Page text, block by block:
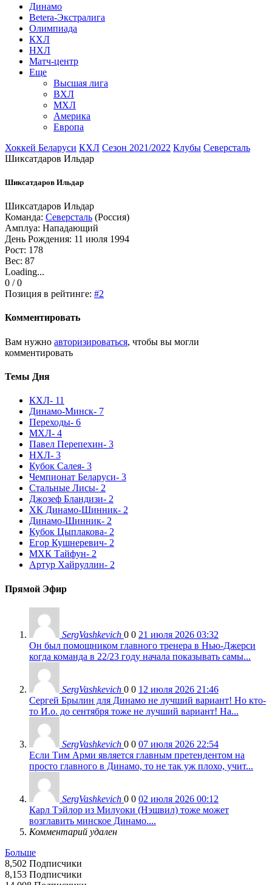
Динамо
Betera-Экстралига
Олимпиада
КХЛ
НХЛ
Матч-центр
Еще
Высшая лига
ВХЛ
МХЛ
Америка
Европа
Хоккей Беларуси КХЛ Сезон 2021/2022 Клубы Северсталь
Шиксатдаров Ильдар
Шиксатдаров Ильдар
Шиксатдаров Ильдар
Команда: Северсталь (Россия)
Амплуа: Нападающий
День Рождения: 11 июля 1994
Рост: 178
Вес: 87
Loading...
0 / 0
Позиция в рейтинге: #2
Комментировать
Вам нужно авторизироваться, чтобы вы могли
комментировать
Темы Дня
КХЛ- 11
Динамо-Минск- 7
Переходы- 6
МХЛ- 4
Павел Перепехин- 3
НХЛ- 3
Кубок Салея- 3
Чемпионат Беларуси- 3
Стальные Лисы- 2
Джозеф Бландизи- 2
ХК Динамо-Шинник- 2
Динамо-Шинник- 2
Кубок Цыплакова- 2
Егор Кушнеревич- 2
МХК Тайфун- 2
Артур Хайруллин- 2
Прямой Эфир
SergVashkevich 0 0 21 июля 2026 03:32
Он был помощником главного тренера в Нью-Джерси
когда команда в 22/23 году начала показывать самы...
SergVashkevich 0 0 12 июля 2026 21:46
Сергей Брылин для Динамо не лучший вариант! Но кто-
то И.о. до сентября тоже не лучший вариант! На...
SergVashkevich 0 0 07 июля 2026 22:54
Если Тим Арми является главным претендентом на
просто главного в Динамо, то не так уж плохо, учит...
SergVashkevich 0 0 02 июля 2026 00:12
Карл Тэйлор из Милуоки (Нэшвил) тоже может
возглавить минское Динамо....
Комментарий удален
Больше
8,502 Подписчики
8,153 Подписчики